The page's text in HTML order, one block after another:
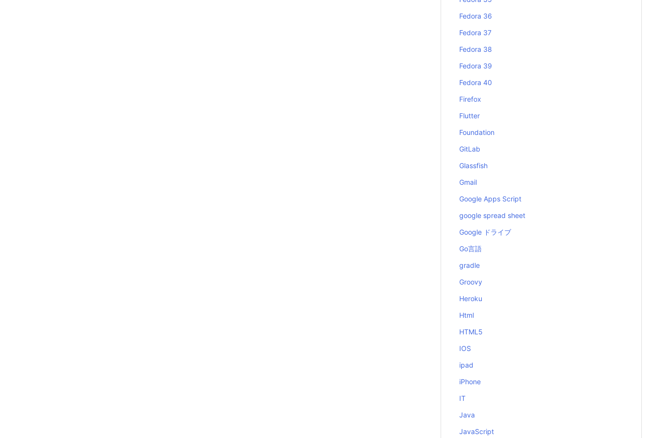
Fedora 36
Fedora 37
Fedora 38
Fedora 39
Fedora 40
Firefox
Flutter
Foundation
GitLab
Glassfish
Gmail
Google Apps Script
google spread sheet
Google ドライブ
Go言語
gradle
Groovy
Heroku
Html
HTML5
IOS
ipad
iPhone
IT
Java
JavaScript